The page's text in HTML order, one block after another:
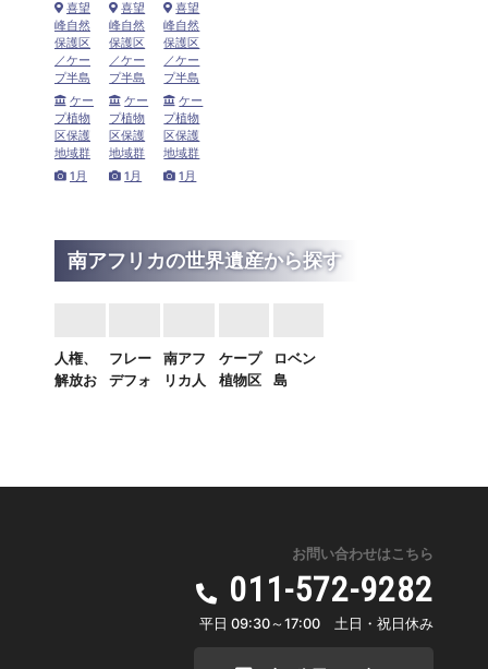
喜望
峰自然
保護区
／ケー
プ半島
ケー
プ植物
区保護
地域群
1月
喜望
峰自然
保護区
／ケー
プ半島
ケー
プ植物
区保護
地域群
1月
喜望
峰自然
保護区
／ケー
プ半島
ケー
プ植物
区保護
地域群
1月
南アフリカの世界遺産から探す
人権、
解放お
ンデラ
フレー
デフォ
南アフ
リカ人
ケープ
植物区
ロベン
島
お問い合わせはこちら
011-572-9282
平日 09:30～17:00 土日・祝日休み